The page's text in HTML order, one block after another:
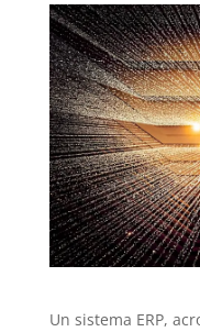
Un sistema ERP,